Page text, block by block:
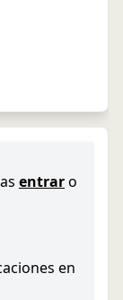
entraro
en